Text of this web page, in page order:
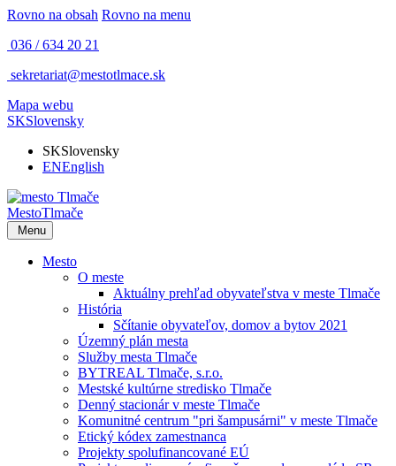
Rovno na obsah Rovno na menu
036 / 634 20 21
sekretariat@mestotlmace.sk
Mapa webu
SKSlovensky
SKSlovensky
ENEnglish
MestoTlmače
Menu
Mesto
O meste
Aktuálny prehľad obyvateľstva v meste Tlmače
História
Sčítanie obyvateľov, domov a bytov 2021
Územný plán mesta
Služby mesta Tlmače
BYTREAL Tlmače, s.r.o.
Mestské kultúrne stredisko Tlmače
Denný stacionár v meste Tlmače
Komunitné centrum "pri šampusárni" v meste Tlmače
Etický kódex zamestnanca
Projekty spolufinancované EÚ